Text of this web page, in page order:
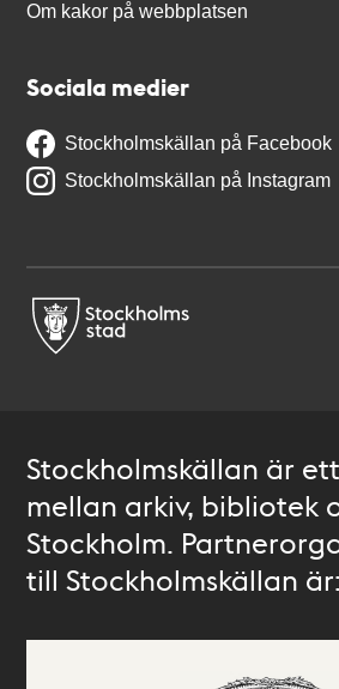
Om kakor på webbplatsen
Sociala medier
Stockholmskällan på Facebook
Stockholmskällan på Instagram
Stockholmskällan är
mellan arkiv, bibliotek
Stockholm.
till Stockholmskällan är: